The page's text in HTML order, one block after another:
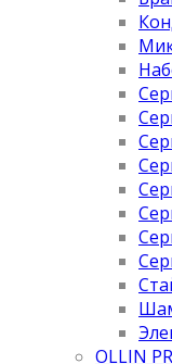
OLLIN